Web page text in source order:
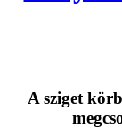
A sziget